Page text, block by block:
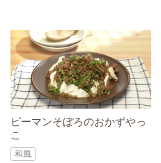
ピーマンそぼろのおかずやっ
こ
和風